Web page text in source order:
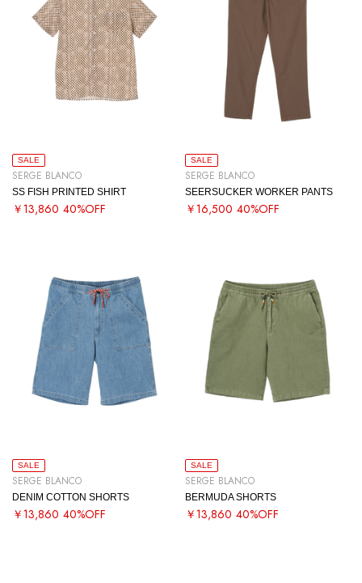
SALE
SERGE BLANCO
SS FISH PRINTED SHIRT
￥13,860 40%OFF
SALE
SERGE BLANCO
SEERSUCKER WORKER PANTS
￥16,500 40%OFF
SALE
SERGE BLANCO
DENIM COTTON SHORTS
￥13,860 40%OFF
SALE
SERGE BLANCO
BERMUDA SHORTS
￥13,860 40%OFF